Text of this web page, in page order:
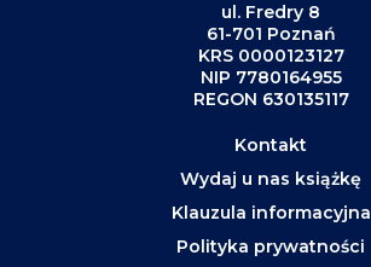
ul. Fredry 8
61-701 Poznań
KRS 0000123127
NIP 7780164955
REGON 630135117
Kontakt
Wydaj u nas książkę
Klauzula informacyjna
Polityka prywatności